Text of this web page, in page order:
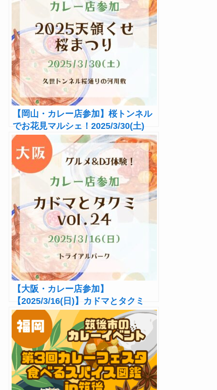
【岡山・カレー店参加】桜トンネル
でお花見マルシェ！2025/3/30(土)
「2025天領くせ桜まつり」開催
【大阪・カレー店参加】
【2025/3/16(日)】カドマとタクミ
vol.24開催！グルメ＆DJ体験！